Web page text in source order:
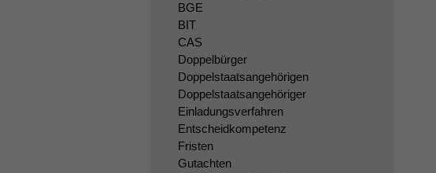
BGE
BIT
CAS
Doppelbürger
Doppelstaatsangehörigen
Doppelstaatsangehöriger
Einladungsverfahren
Entscheidkompetenz
Fristen
Gutachten